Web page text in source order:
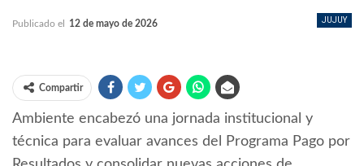
JUJUY
Publicado el 12 de mayo de 2026
Compartir
Ambiente encabezó una jornada institucional y
técnica para evaluar avances del Programa Pago por